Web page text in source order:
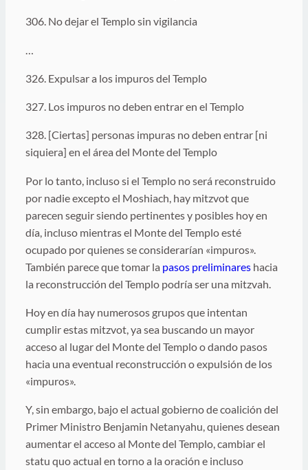
306. No dejar el Templo sin vigilancia
326. Expulsar a los impuros del Templo
327. Los impuros no deben entrar en el Templo
328. [Ciertas] personas impuras no deben entrar [ni
siquiera] en el área del Monte del Templo
Por lo tanto, incluso si el Templo no será reconstruido
por nadie excepto el Moshiach, hay mitzvot que
parecen seguir siendo pertinentes y posibles hoy en
día, incluso mientras el Monte del Templo esté
ocupado por quienes se considerarían «impuros».
También parece que tomar la pasos preliminareshacia
la reconstrucción del Templo podría ser una mitzvah.
Hoy en día hay numerosos grupos que intentan
cumplir estas mitzvot, ya sea buscando un mayor
acceso al lugar del Monte del Templo o dando pasos
hacia una eventual reconstrucción o expulsión de los
«impuros».
Y, sin embargo, bajo el actual gobierno de coalición del
Primer Ministro Benjamin Netanyahu, quienes desean
aumentar el acceso al Monte del Templo, cambiar el
statu quo actual en torno a la oración e incluso